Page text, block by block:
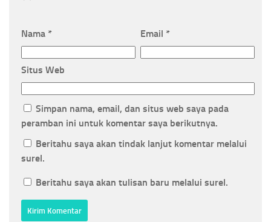
Nama * Email *
Situs Web
Simpan nama, email, dan situs web saya pada
peramban ini untuk komentar saya berikutnya.
Beritahu saya akan tindak lanjut komentar melalui
surel.
Beritahu saya akan tulisan baru melalui surel.